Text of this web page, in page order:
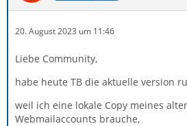
20. August 2023 um 11:46
Liebe Community,
habe heute TB die aktuelle version
weil ich eine lokale Copy meines
Webmailaccounts brauche,